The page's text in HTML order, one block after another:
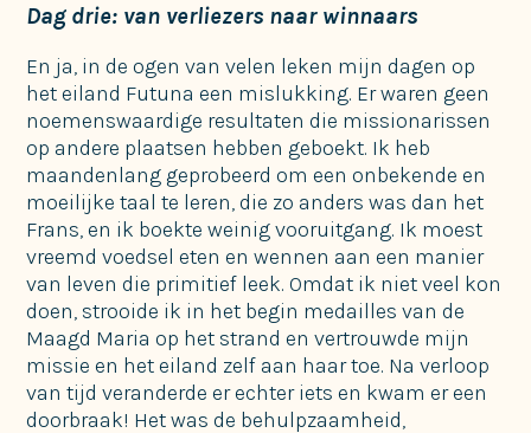
Dag drie: van verliezers naar winnaars
En ja, in de ogen van velen leken mijn dagen op
het eiland Futuna een mislukking. Er waren geen
noemenswaardige resultaten die missionarissen
op andere plaatsen hebben geboekt. Ik heb
maandenlang geprobeerd om een onbekende en
moeilijke taal te leren, die zo anders was dan het
Frans, en ik boekte weinig vooruitgang. Ik moest
vreemd voedsel eten en wennen aan een manier
van leven die primitief leek. Omdat ik niet veel kon
doen, strooide ik in het begin medailles van de
Maagd Maria op het strand en vertrouwde mijn
missie en het eiland zelf aan haar toe. Na verloop
van tijd veranderde er echter iets en kwam er een
doorbraak! Het was de behulpzaamheid,